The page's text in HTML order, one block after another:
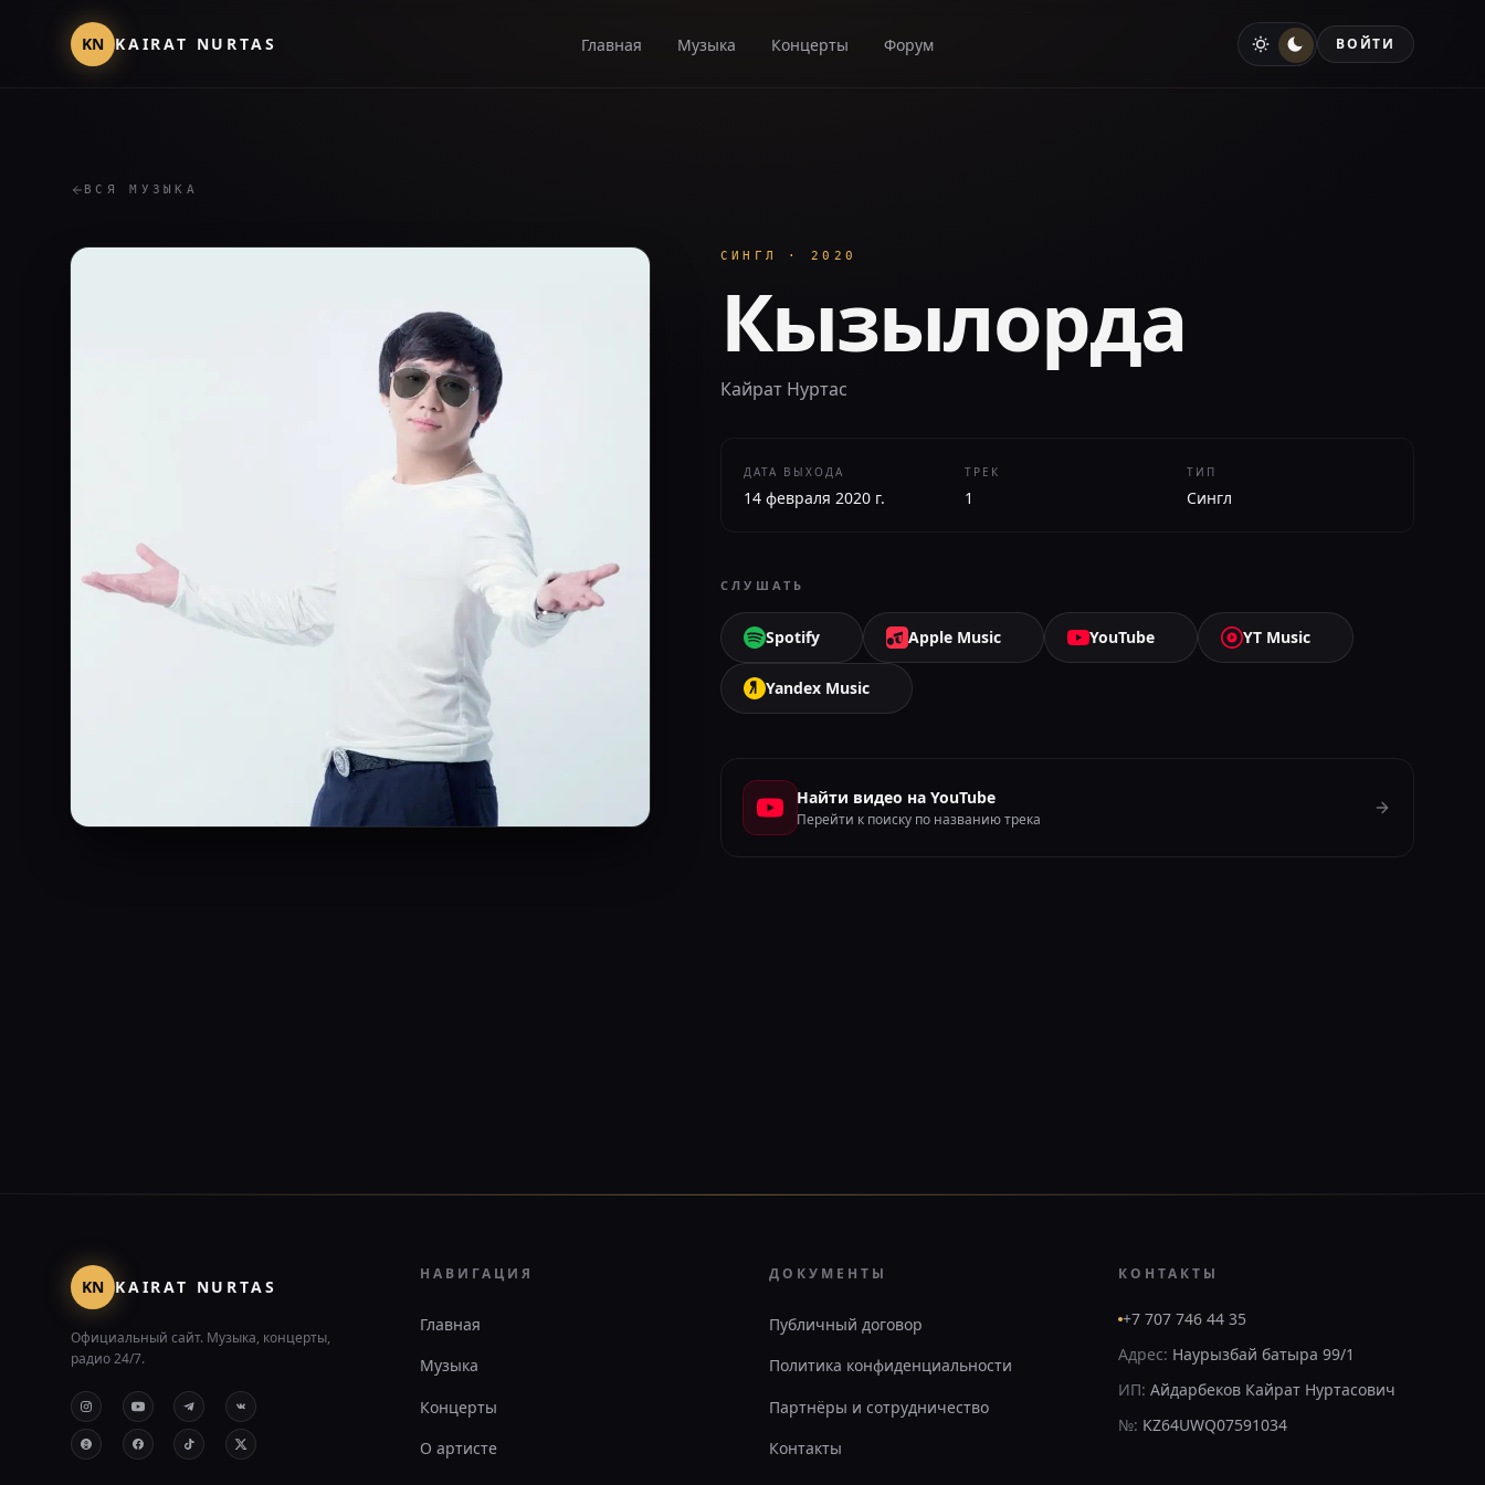
KN KAIRAT NURTAS Главная Музыка Концерты Форум ВОЙТИ
ВСЯ МУЗЫКА
СИНГЛ ·2020
Кызылорда
Кайрат Нуртас
ДАТА ВЫХОДА
14 февраля 2020 г.
ТРЕК
1
ТИП
Сингл
СЛУШАТЬ
Spotify Apple Music YouTube YT Music
Yandex Music
Найти видео на YouTube
Перейти к поиску по названию трека
KN KAIRAT NURTAS
Официальный сайт. Музыка, концерты,
радио 24/7.
НАВИГАЦИЯ
Главная
Музыка
Концерты
О артисте
ДОКУМЕНТЫ
Публичный договор
Политика конфиденциальности
Партнёры и сотрудничество
Контакты
КОНТАКТЫ
+7 707 746 44 35
Адрес: Наурызбай батыра 99/1
ИП: Айдарбеков Кайрат Нуртасович
№: KZ64UWQ07591034